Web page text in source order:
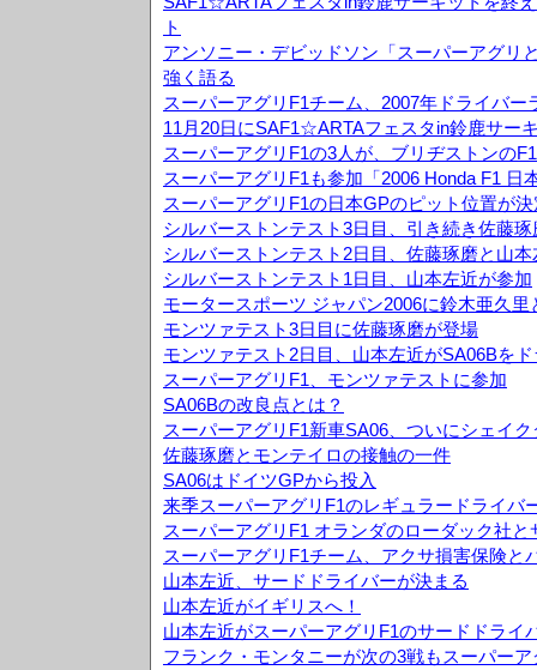
ト
アンソニー・デビッドソン「スーパーアグリ
強く語る
スーパーアグリF1チーム、2007年ドライバー
11月20日にSAF1☆ARTAフェスタin鈴鹿サー
スーパーアグリF1の3人が、ブリヂストンの
スーパーアグリF1も参加「2006 Honda F1 日
スーパーアグリF1の日本GPのピット位置が決
シルバーストンテスト3日目、引き続き佐藤
シルバーストンテスト2日目、佐藤琢磨と山
シルバーストンテスト1日目、山本左近が参加
モータースポーツ ジャパン2006に鈴木亜久
モンツァテスト3日目に佐藤琢磨が登場
モンツァテスト2日目、山本左近がSA06Bを
スーパーアグリF1、モンツァテストに参加
SA06Bの改良点とは？
スーパーアグリF1新車SA06、ついにシェイ
佐藤琢磨とモンテイロの接触の一件
SA06はドイツGPから投入
来季スーパーアグリF1のレギュラードライバ
スーパーアグリF1 オランダのローダック社
スーパーアグリF1チーム、アクサ損害保険と
山本左近、サードドライバーが決まる
山本左近がイギリスへ！
山本左近がスーパーアグリF1のサードドライ
フランク・モンタニーが次の3戦もスーパー